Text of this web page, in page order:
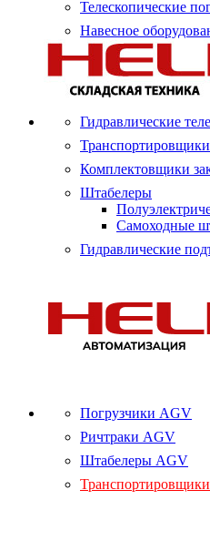
Телескопические
Навесное
Гидравлические
Комплектовщики
Штабелеры
Самоходные
Гидравлические
Погрузчики AGV
Ричтраки AGV
Штабелеры AGV